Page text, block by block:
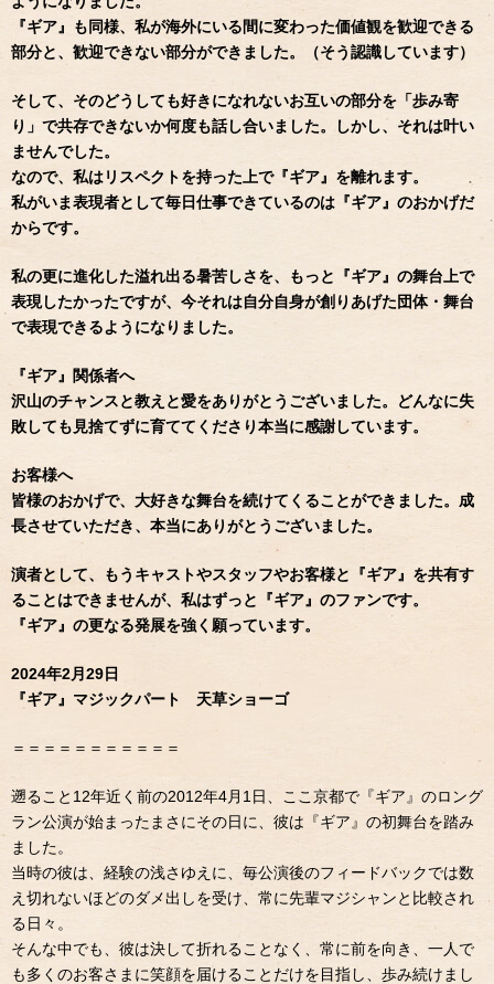
『ギア』も同様、私が海外にいる間に変わった価値観を歓迎できる
部分と、歓迎できない部分ができました。（そう認識しています）
そして、そのどうしても好きになれないお互いの部分を「歩み寄
り」で共存できないか何度も話し合いました。しかし、それは叶い
ませんでした。
なので、私はリスペクトを持った上で『ギア』を離れます。
私がいま表現者として毎日仕事できているのは『ギア』のおかげだ
からです。
私の更に進化した溢れ出る暑苦しさを、もっと『ギア』の舞台上で
表現したかったですが、今それは自分自身が創りあげた団体・舞台
で表現できるようになりました。
『ギア』関係者へ
沢山のチャンスと教えと愛をありがとうございました。どんなに失
敗しても見捨てずに育ててくださり本当に感謝しています。
お客様へ
皆様のおかげで、大好きな舞台を続けてくることができました。成
長させていただき、本当にありがとうございました。
演者として、もうキャストやスタッフやお客様と『ギア』を共有す
ることはできませんが、私はずっと『ギア』のファンです。
『ギア』の更なる発展を強く願っています。
2024年2月29日
『ギア』マジックパート 天草ショーゴ
＝＝＝＝＝＝＝＝＝＝＝
遡ること12年近く前の2012年4月1日、ここ京都で『ギア』のロング
ラン公演が始まったまさにその日に、彼は『ギア』の初舞台を踏み
ました。
当時の彼は、経験の浅さゆえに、毎公演後のフィードバックでは数
え切れないほどのダメ出しを受け、常に先輩マジシャンと比較され
る日々。
そんな中でも、彼は決して折れることなく、常に前を向き、一人で
も多くのお客さまに笑顔を届けることだけを目指し、歩み続けまし